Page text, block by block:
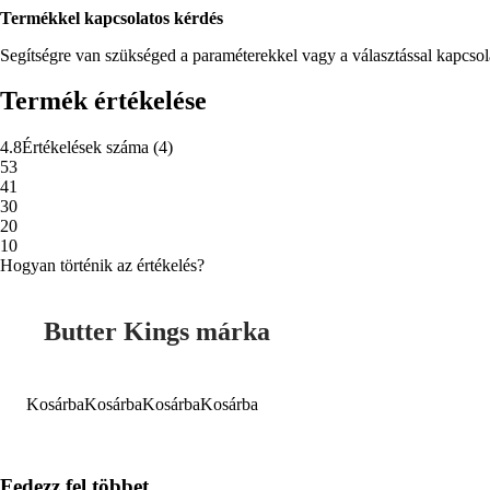
Termékkel kapcsolatos kérdés
Segítségre van szükséged a paraméterekkel vagy a választással
Termék értékelése
4.8Értékelések száma (4)
53
41
30
20
10
Hogyan történik az értékelés?
Butter Kings márka
KosárbaKosárbaKosárbaKosárba